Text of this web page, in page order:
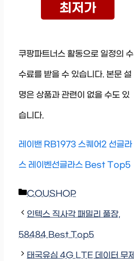
최저가
쿠팡파트너스 활동으로 일정의 수
수료를 받을 수 있습니다. 본문 설
명은 상품과 관련이 없을 수도 있
습니다.
레이밴 RB1973 스퀘어2 선글라
스 레이벤선글라스 Best Top5
Categories
COUSHOP
인텍스 직사각 패밀리 풀장,
58484 Best Top5
태국유심 4G LTE 데이터 무제